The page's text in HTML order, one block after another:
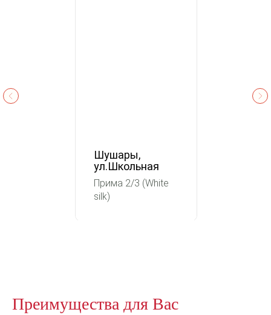
Шушары,
ул.Школьная
Прима 2/3 (White
silk)
Преимущества для Вас